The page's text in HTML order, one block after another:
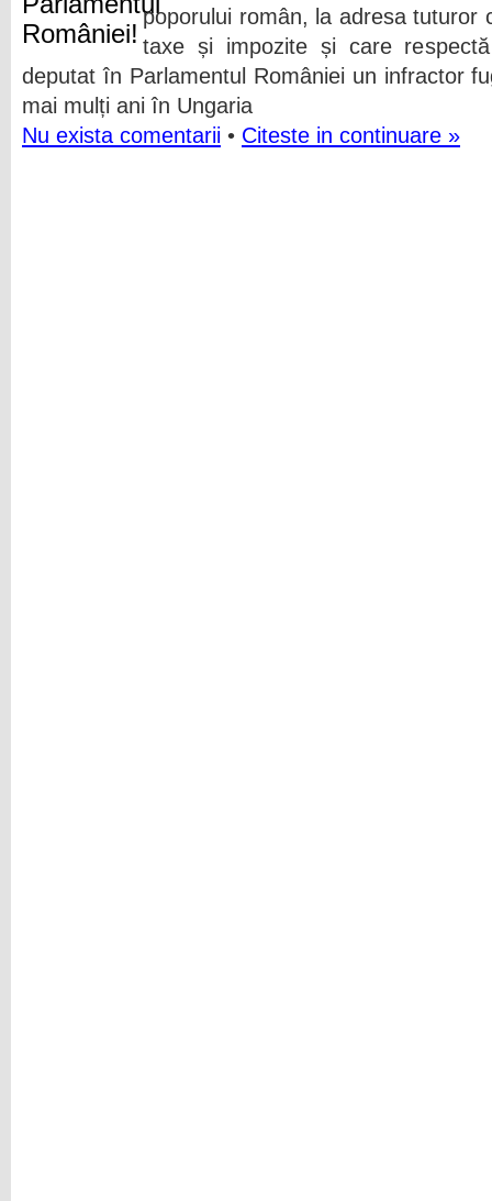
poporului român, la adresa tuturor
taxe și impozite și care
deputat în Parlamentul României un infractor
mai mulți ani în Ungaria
Nu exista comentarii • Citeste in continuare »